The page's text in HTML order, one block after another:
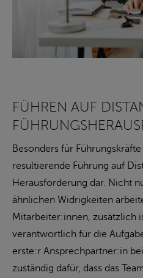
FÜHREN AUF
Besonders für
resultierende Führung auf
Herausforderung dar. Nicht
ähnlichen Widrigkeiten
Mitarbeiter:innen, zusätzlich
verantwortlich für die
erste:r Ansprechpartner:in
zuständig dafür, dass das